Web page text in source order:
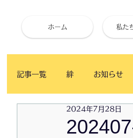
ホーム 私た
記事一覧 絆 お知らせ
ベイタウン イングリッシュ
2024年7月28日